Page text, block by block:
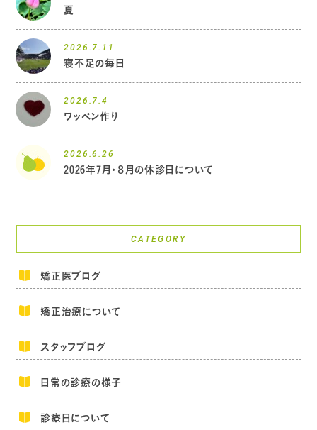
夏
2026.7.11
寝不足の毎日
2026.7.4
ワッペン作り
2026.6.26
2026年7月・８月の休診日について
CATEGORY
矯正医ブログ
矯正治療について
スタッフブログ
日常の診療の様子
診療日について